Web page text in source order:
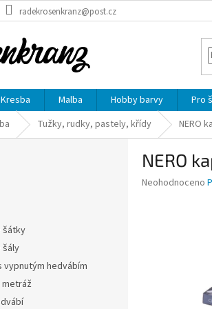
radekrosenkranz@post.cz
Kresba Malba Hobby barvy Pro
Tužky, rudky, pastely, křídy NERO
šátky
šály
vypnutým hedvábím
NERO
Průměrné
Neohodnoceno